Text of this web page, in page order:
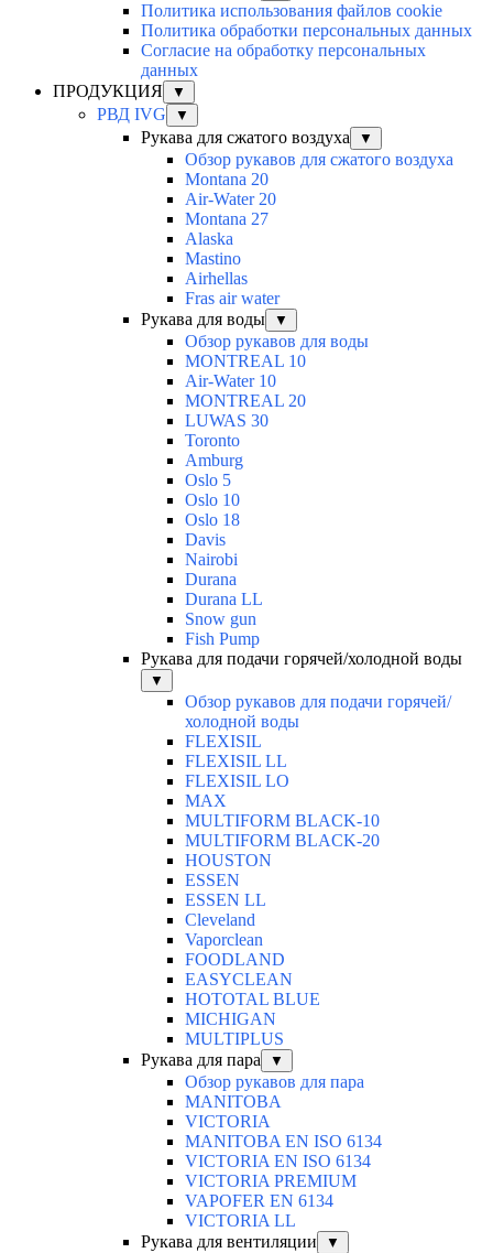
Политика использования файлов cookie
Политика обработки персональных данных
Согласие на обработку персональных
данных
ПРОДУКЦИЯ
▼
РВД IVG ▼
Рукава для сжатого воздуха ▼
Обзор рукавов для сжатого воздуха
Montana 20
Air-Water 20
Montana 27
Alaska
Mastino
Airhellas
Fras air water
Рукава для воды
▼
Обзор рукавов для воды
MONTREAL 10
Air-Water 10
MONTREAL 20
LUWAS 30
Toronto
Amburg
Oslo 5
Oslo 10
Oslo 18
Davis
Nairobi
Durana
Durana LL
Snow gun
Fish Pump
Рукава для подачи горячей/холодной воды
▼
Обзор рукавов для подачи горячей/
холодной воды
FLEXISIL
FLEXISIL LL
FLEXISIL LO
MAX
MULTIFORM BLACK-10
MULTIFORM BLACK-20
HOUSTON
ESSEN
ESSEN LL
Cleveland
Vaporclean
FOODLAND
EASYCLEAN
HOTOTAL BLUE
MICHIGAN
MULTIPLUS
Рукава для пара
▼
Обзор рукавов для пара
MANITOBA
VICTORIA
MANITOBA EN ISO 6134
VICTORIA EN ISO 6134
VICTORIA PREMIUM
VAPOFER EN 6134
VICTORIA LL
Рукава для вентиляции
▼